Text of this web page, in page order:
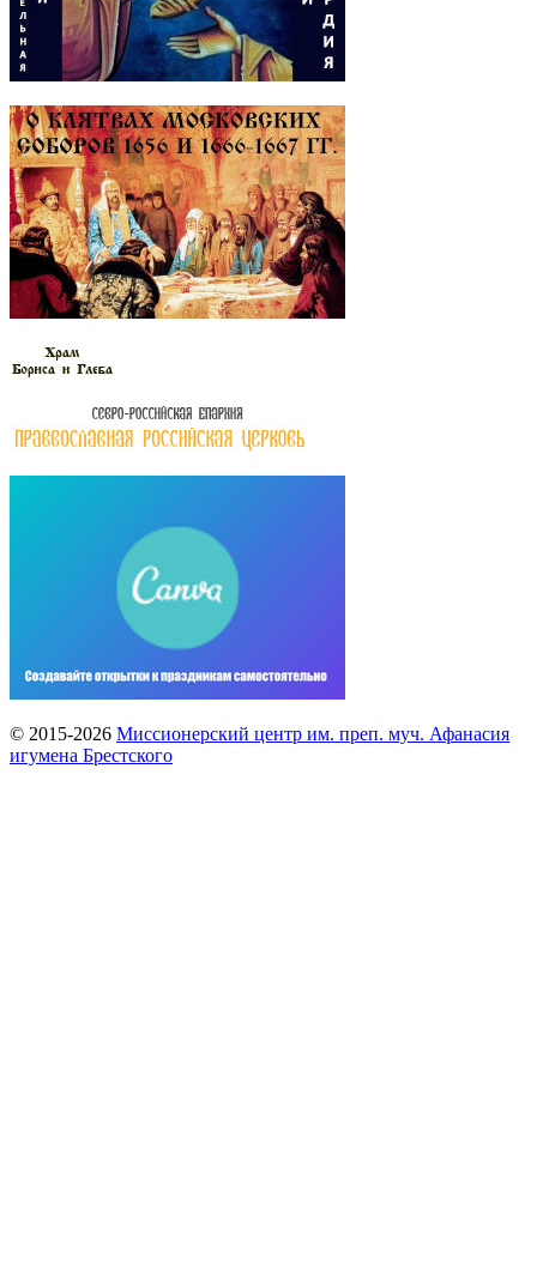
© 2015-2026 Миссионерский центр им. преп. муч. Афанасия
игумена Брестского